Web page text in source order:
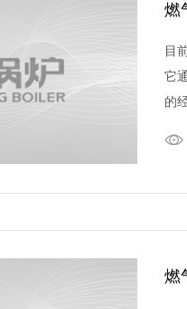
燃
目
它
的
燃